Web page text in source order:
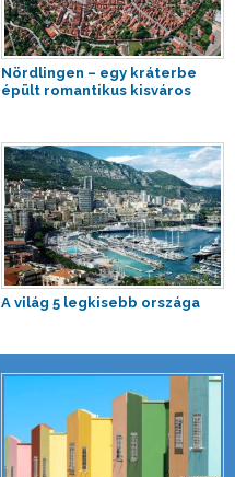
Nördlingen – egy kráterbe
épült romantikus kisváros
A világ 5 legkisebb országa